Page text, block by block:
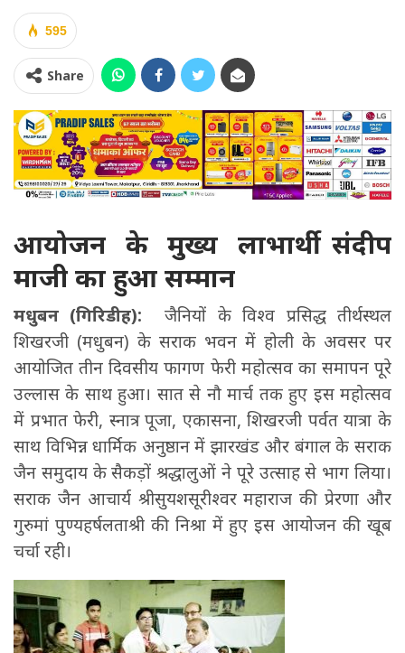
595
Share
आयोजन के मुख्य लाभार्थी संदीप
माजी का हुआ सम्मान
मधुबन (गिरिडीह):
जैनियों के विश्व प्रसिद्ध तीर्थस्थल
शिखरजी (मधुबन) के सराक भवन में होली के अवसर पर
आयोजित तीन दिवसीय फागण फेरी महोत्सव का समापन पूरे
उल्लास के साथ हुआ। सात से नौ मार्च तक हुए इस महोत्सव
में प्रभात फेरी, स्नात्र पूजा, एकासना, शिखरजी पर्वत यात्रा के
साथ विभिन्न धार्मिक अनुष्ठान में झारखंड और बंगाल के सराक
जैन समुदाय के सैकड़ों श्रद्धालुओं ने पूरे उत्साह से भाग लिया।
सराक जैन आचार्य श्रीसुयशसूरीश्वर महाराज की प्रेरणा और
गुरुमां पुण्यहर्षलताश्री की निश्रा में हुए इस आयोजन की खूब
चर्चा रही।